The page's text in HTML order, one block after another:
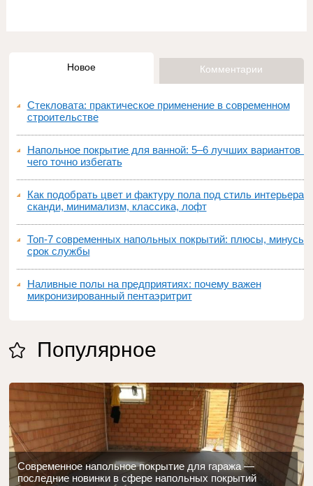
Новое Комментарии
Стекловата: практическое применение в современном
строительстве
Напольное покрытие для ванной: 5–6 лучших вариантов и
чего точно избегать
Как подобрать цвет и фактуру пола под стиль интерьера:
сканди, минимализм, классика, лофт
Топ‑7 современных напольных покрытий: плюсы, минусы,
срок службы
Наливные полы на предприятиях: почему важен
микронизированный пентаэритрит
Популярное
Современное напольное покрытие для гаража —
последние новинки в сфере напольных покрытий